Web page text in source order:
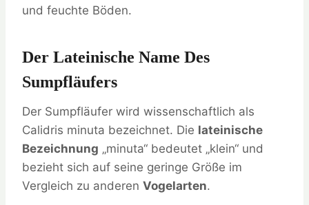
und feuchte Böden.
Der Lateinische Name Des
Sumpfläufers
Der Sumpfläufer wird wissenschaftlich als
Calidris minuta bezeichnet. Die lateinische
Bezeichnung „minuta“ bedeutet „klein“ und
bezieht sich auf seine geringe Größe im
Vergleich zu anderen Vogelarten.